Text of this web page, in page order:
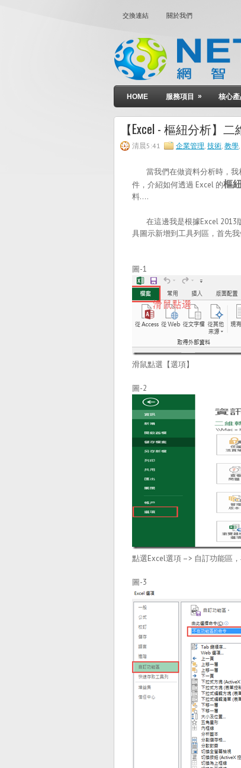
交換連結 關於我們
HOME 服務項目 » 核心
【Excel - 樞紐分析】
清晨5:41 企業管理, 技術, 教學,
當我們在做資料分析時，我
件，介紹如何透過 Excel 的樞
料….
在這邊我是根據Excel 2013
具圖示新增到工具列區，首先
圖-1
滑鼠點選【選項】
圖-2
點選Excel選項 –> 自訂功能區
圖-3